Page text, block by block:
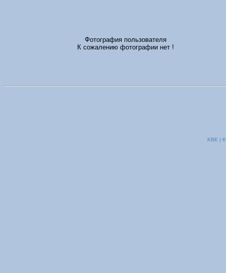
Фотография пользователя
К сожалению фотографии нет !
KBE |